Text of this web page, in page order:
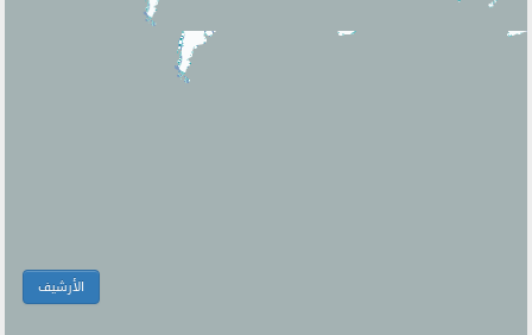
الأرشیف